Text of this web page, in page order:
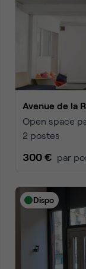
Avenue de la
Open space
2 postes
300 € par
Dispo